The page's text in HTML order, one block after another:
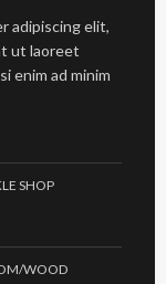
adipiscing elit,
ut laoreet
enim ad minim
SHOP
WOOD